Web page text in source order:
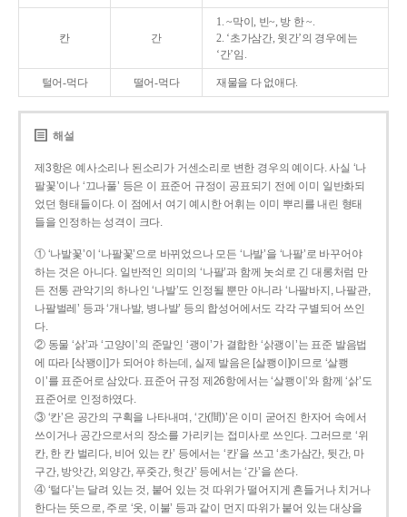
칸 간
1. ~막이, 빈~, 방 한 ~.
2. ‘초가삼간, 윗간’의 경우에는
‘간’임.
털어-먹다 떨어-먹다 재물을 다 없애다.
해설
제3항은 예사소리나 된소리가 거센소리로 변한 경우의 예이다. 사실 ‘나
팔꽃’이나 ‘끄나풀’ 등은 이 표준어 규정이 공표되기 전에 이미 일반화되
었던 형태들이다. 이 점에서 여기 예시한 어휘는 이미 뿌리를 내린 형태
들을 인정하는 성격이 크다.
① ‘나발꽃’이 ‘나팔꽃’으로 바뀌었으나 모든 ‘나발’을 ‘나팔’로 바꾸어야
하는 것은 아니다. 일반적인 의미의 ‘나팔’과 함께 놋쇠로 긴 대롱처럼 만
든 전통 관악기의 하나인 ‘나발’도 인정될 뿐만 아니라 ‘나팔바지, 나팔관,
나팔벌레’ 등과 ‘개나발, 병나발’ 등의 합성어에서도 각각 구별되어 쓰인
다.
② 동물 ‘삵’과 ‘고양이’의 준말인 ‘괭이’가 결합한 ‘삵괭이’는 표준 발음법
에 따라 [삭꽹이]가 되어야 하는데, 실제 발음은 [살쾡이]이므로 ‘살쾡
이’를 표준어로 삼았다. 표준어 규정 제26항에서는 ‘살쾡이’와 함께 ‘삵’도
표준어로 인정하였다.
③ ‘칸’은 공간의 구획을 나타내며, ‘간(間)’은 이미 굳어진 한자어 속에서
쓰이거나 공간으로서의 장소를 가리키는 접미사로 쓰인다. 그러므로 ‘위
칸, 한 칸 벌리다, 비어 있는 칸’ 등에서는 ‘칸’을 쓰고 ‘초가삼간, 뒷간, 마
구간, 방앗간, 외양간, 푸줏간, 헛간’ 등에서는 ‘간’을 쓴다.
④ ‘털다’는 달려 있는 것, 붙어 있는 것 따위가 떨어지게 흔들거나 치거나
한다는 뜻으로, 주로 ‘옷, 이불’ 등과 같이 먼지 따위가 붙어 있는 대상을